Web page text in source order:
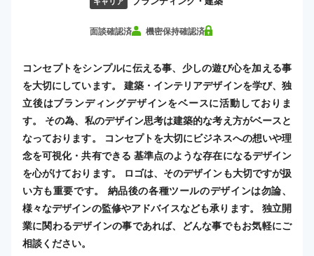
面談確認済 機密保持確認済
コンセプトをシンプルに伝える事、少しの遊び心を加える事
を大切にしています。 建築・インテリアデザインを学び、独
立後はブランディングデザインをベースに活動しておりま
す。 その為、私のデザイン思考は建築的な考え方がベースと
なっております。 コンセプトを大切にビジネスへの想いや理
念を可視化・共有できる 基準点のような存在になるデザイン
を心がけております。 ロゴは、そのデザインも大切ですが扱
い方も重要です。 納品後の各種ツールのデザインは勿論、
様々なデザインの監修やアドバイスなども承ります。 独立開
業に関わるデザインの事であれば、どんな事でもお気軽にご
相談ください。